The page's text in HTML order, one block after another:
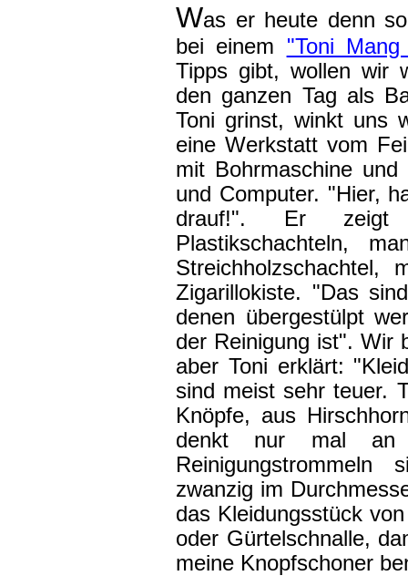
Was er heute denn
bei einem "Toni
Tipps gibt, wollen wir
den ganzen Tag als
Toni grinst, winkt uns
eine Werkstatt vom
mit Bohrmaschine
und Computer. "Hier,
drauf!". Er zeigt
Plastikschachteln,
Zigarillokiste. "Das
denen übergestülpt
der Reinigung ist". Wir
aber Toni erklärt:
sind meist sehr teuer.
Knöpfe, aus
denkt nur mal an
zwanzig im
das Kleidungsstück
oder Gürtelschnalle,
meine Knopfschoner